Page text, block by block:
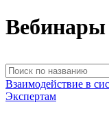
Вебинары
Взаимодействие в
Экспертам